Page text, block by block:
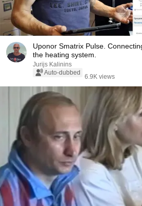
Uponor Smatrix Pulse.
the heating system.
Jurijs Kalinins
Auto-dubbed
6.9K views